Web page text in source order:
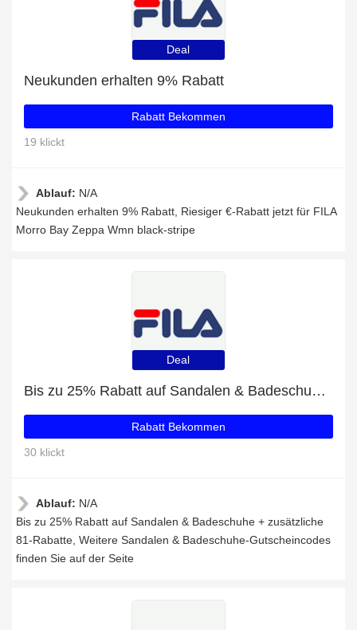
Deal
Neukunden erhalten 9% Rabatt
Rabatt Bekommen
19 klickt
Ablauf: N/A
Neukunden erhalten 9% Rabatt, Riesiger €-Rabatt jetzt für FILA
Morro Bay Zeppa Wmn black-stripe
Deal
Bis zu 25% Rabatt auf Sandalen & Badeschuhe + zusätzliche 81-Rabatte
Rabatt Bekommen
30 klickt
Ablauf: N/A
Bis zu 25% Rabatt auf Sandalen & Badeschuhe + zusätzliche
81-Rabatte, Weitere Sandalen & Badeschuhe-Gutscheincodes
finden Sie auf der Seite